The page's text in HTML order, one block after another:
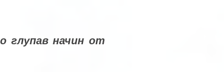
глупав начин от